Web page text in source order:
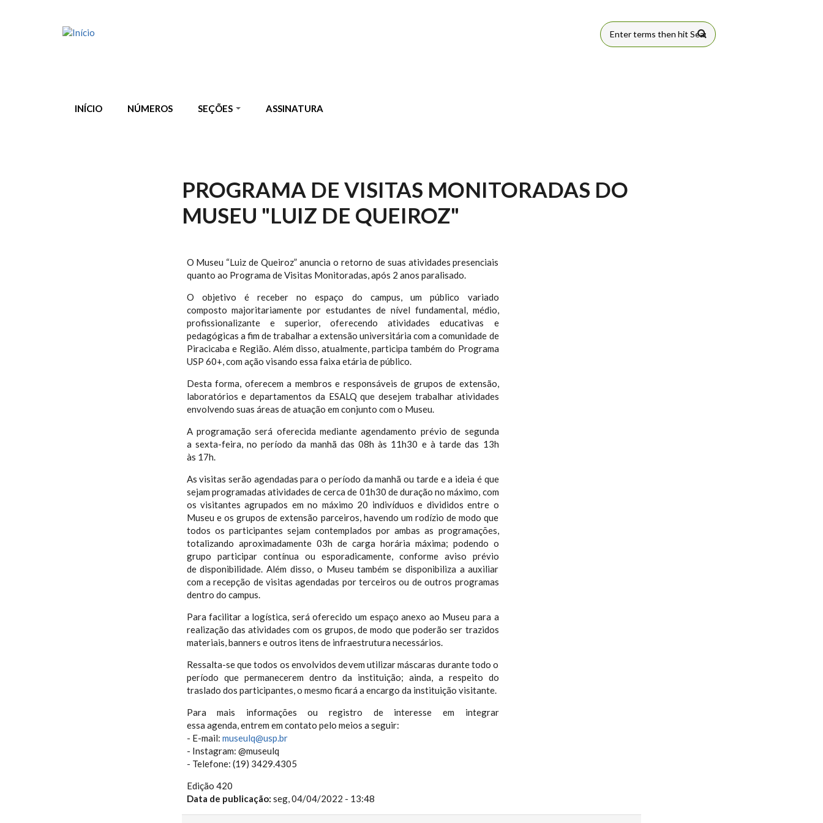
FORMULÁRIO
INÍCIO NÚMEROS SEÇÕES ASSINATURA
PROGRAMA DE VISITAS MONITORADAS DO
MUSEU "LUIZ DE QUEIROZ"
O Museu “Luiz de Queiroz” anuncia o retorno de suas atividades presenciais
quanto ao Programa de Visitas Monitoradas, após 2 anos paralisado.
O objetivo é receber no espaço do campus, um público variado
composto majoritariamente por estudantes de nível fundamental, médio,
profissionalizante e superior, oferecendo atividades educativas e
pedagógicas a fim de trabalhar a extensão universitária com a comunidade de
Piracicaba e Região. Além disso, atualmente, participa também do Programa
USP 60+, com ação visando essa faixa etária de público.
Desta forma, oferecem a membros e responsáveis de grupos de extensão,
laboratórios e departamentos da ESALQ que desejem trabalhar atividades
envolvendo suas áreas de atuação em conjunto com o Museu.
A programação será oferecida mediante agendamento prévio de segunda
a sexta-feira, no período da manhã das 08h às 11h30 e à tarde das 13h
às 17h.
As visitas serão agendadas para o período da manhã ou tarde e a ideia é que
sejam programadas atividades de cerca de 01h30 de duração no máximo, com
os visitantes agrupados em no máximo 20 indivíduos e divididos entre o
Museu e os grupos de extensão parceiros, havendo um rodízio de modo que
todos os participantes sejam contemplados por ambas as programações,
totalizando aproximadamente 03h de carga horária máxima; podendo o
grupo participar contínua ou esporadicamente, conforme aviso prévio
de disponibilidade. Além disso, o Museu também se disponibiliza a auxiliar
com a recepção de visitas agendadas por terceiros ou de outros programas
dentro do campus.
Para facilitar a logística, será oferecido um espaço anexo ao Museu para a
realização das atividades com os grupos, de modo que poderão ser trazidos
materiais, banners e outros itens de infraestrutura necessários.
Ressalta-se que todos os envolvidos devem utilizar máscaras durante todo o
período que permanecerem dentro da instituição; ainda, a respeito do
traslado dos participantes, o mesmo ficará a encargo da instituição visitante.
Para mais informações ou registro de interesse em integrar
essa agenda, entrem em contato pelo meios a seguir:
- E-mail: museulq@usp.br
- Instagram: @museulq
- Telefone: (19) 3429.4305
Edição 420
Data de publicação: seg, 04/04/2022 - 13:48